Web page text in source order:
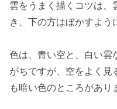
雲をうまく描くコツは、
き、下の方はぼかすよう
色は、青い空と、白い雲
がちですが、空をよく見
も暗い色のところがあり